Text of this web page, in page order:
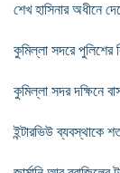
শেখ হাসিনার অধীনে
কুমিল্লা সদরে পুলিশের
কুমিল্লা সদর দক্ষিনে
ইন্টারভিউ ব্যবস্থাকে